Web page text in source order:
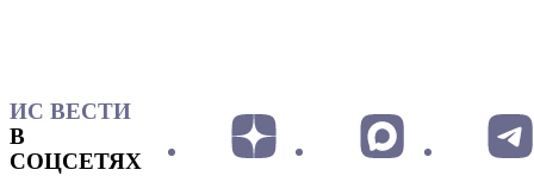
ИС ВЕСТИ
В
СОЦСЕТЯХ